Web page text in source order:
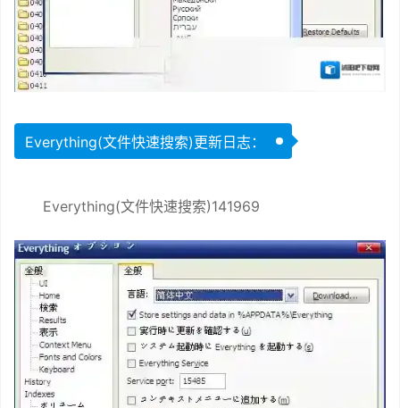
Everything(文件快速搜索)更新日志：
Everything(文件快速搜索)141969